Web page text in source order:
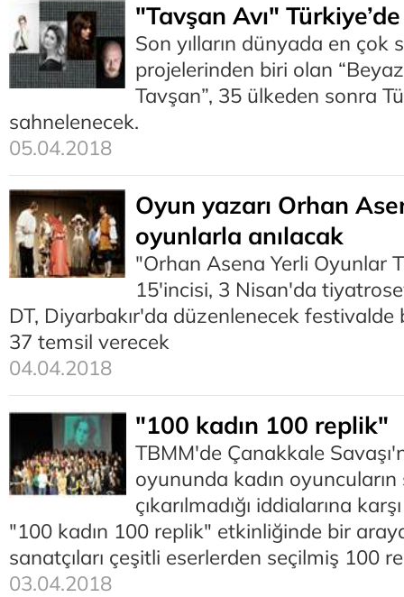
"Tavşan Avı"
Son yılların dünyada en çok
projelerinden biri olan “Beyaz
Tavşan”, 35 ülkeden sonra
sahnelenecek.
05.04.2018
Oyun yazarı Orhan
oyunlarla anılacak
"Orhan Asena Yerli Oyunlar
15'incisi, 3 Nisan'da
DT, Diyarbakır'da düzenlenecek festivalde
37 temsil verecek
04.04.2018
"100 kadın 100 replik"
TBMM'de Çanakkale
oyununda kadın
çıkarılmadığı iddialarına
"100 kadın 100 replik" etkinliğinde bir
sanatçıları çeşitli eserlerden seçilmiş 100
03.04.2018